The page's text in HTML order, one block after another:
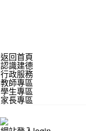
返回首頁
認識建德
行政服務
教師專區
學生專區
家長專區